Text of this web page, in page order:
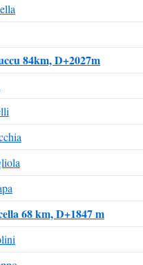
84km, D+2027m
68 km, D+1847 m